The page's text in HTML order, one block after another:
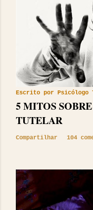
Escrito por Psicólogo
5 MITOS
TUTELAR
Compartilhar 104